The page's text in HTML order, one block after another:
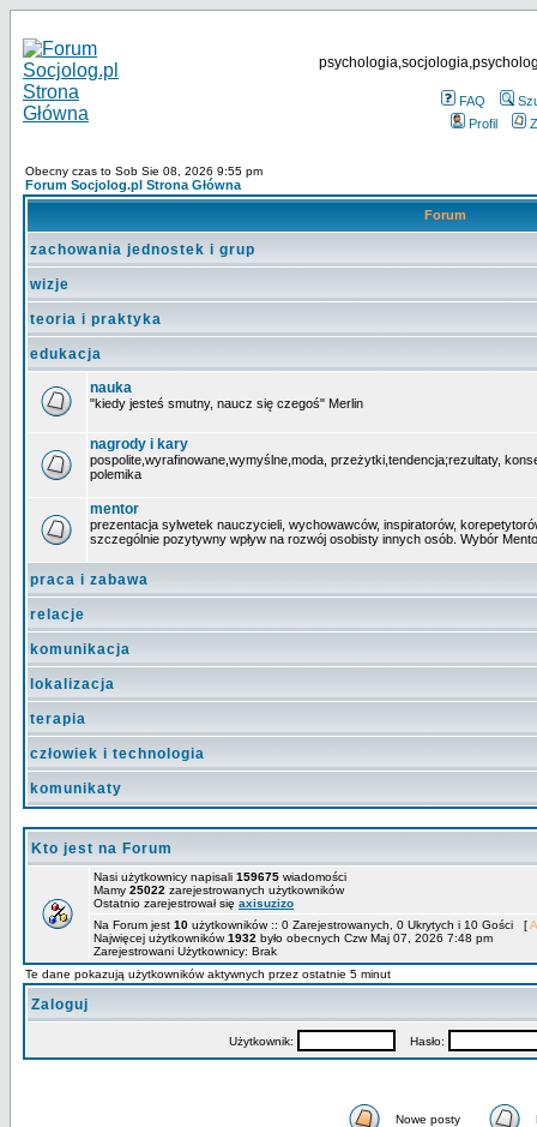
FAQ
Profil
Obecny czas to Sob Sie 08, 2026 9:55 pm
Forum Socjolog.pl Strona Główna
Forum
zachowania jednostek i grup
wizje
teoria i praktyka
edukacja
nauka
"kiedy jesteś smutny, naucz się czegoś" Merlin
nagrody i kary
pospolite,wyrafinowane,wymyślne,moda, przeżytki,tendencja;rezultaty,
polemika
mentor
prezentacja sylwetek nauczycieli, wychowawców, inspiratorów,
szczególnie pozytywny wpływ na rozwój osobisty innych osób. Wybór
praca i zabawa
relacje
komunikacja
lokalizacja
terapia
człowiek i technologia
komunikaty
Kto jest na Forum
Nasi użytkownicy napisali 159675 wiadomości
Mamy 25022 zarejestrowanych użytkowników
Ostatnio zarejestrował się axisuzizo
Na Forum jest 10 użytkowników :: 0 Zarejestrowanych, 0 Ukrytych i 10 Gości [
Najwięcej użytkowników1932 było obecnych Czw Maj 07, 2026 7:48 pm
Zarejestrowani Użytkownicy: Brak
Te dane pokazują użytkowników aktywnych przez ostatnie 5 minut
Zaloguj
Użytkownik: Hasło:
Nowe posty